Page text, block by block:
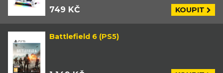
749 KČ KOUPIT
Battlefield 6 (PS5)